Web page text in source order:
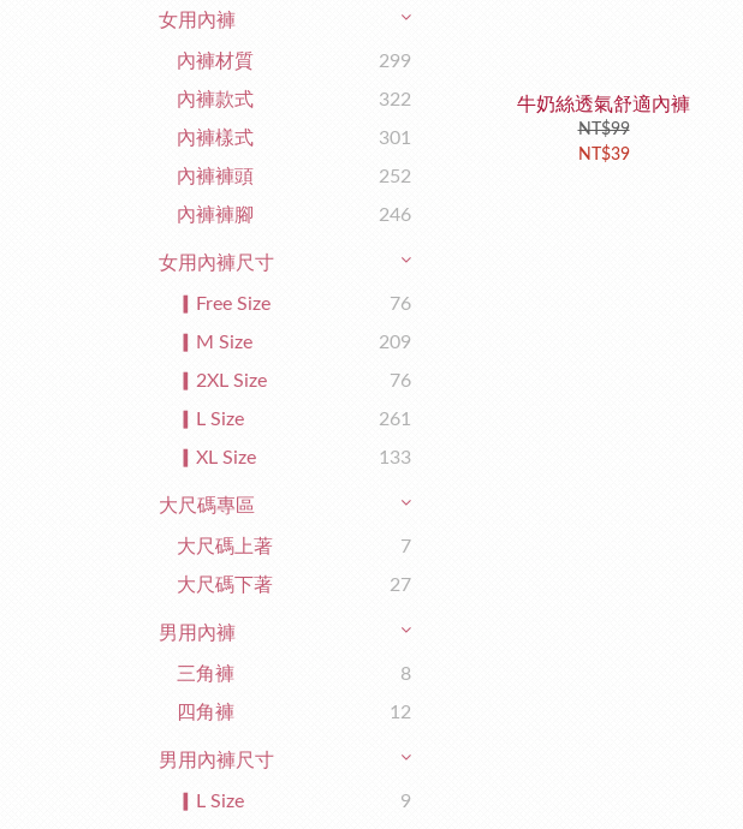
女用內褲
內褲材質
299
內褲款式
322
內褲樣式
301
內褲褲頭
252
內褲褲腳
246
女用內褲尺寸
▎Free Size
76
▎M Size
209
▎2XL Size
76
▎L Size
261
▎XL Size
133
大尺碼專區
大尺碼上著
7
大尺碼下著
27
男用內褲
三角褲
8
四角褲
12
男用內褲尺寸
▎L Size
9
牛奶絲透氣舒適內褲
NT$99
NT$39